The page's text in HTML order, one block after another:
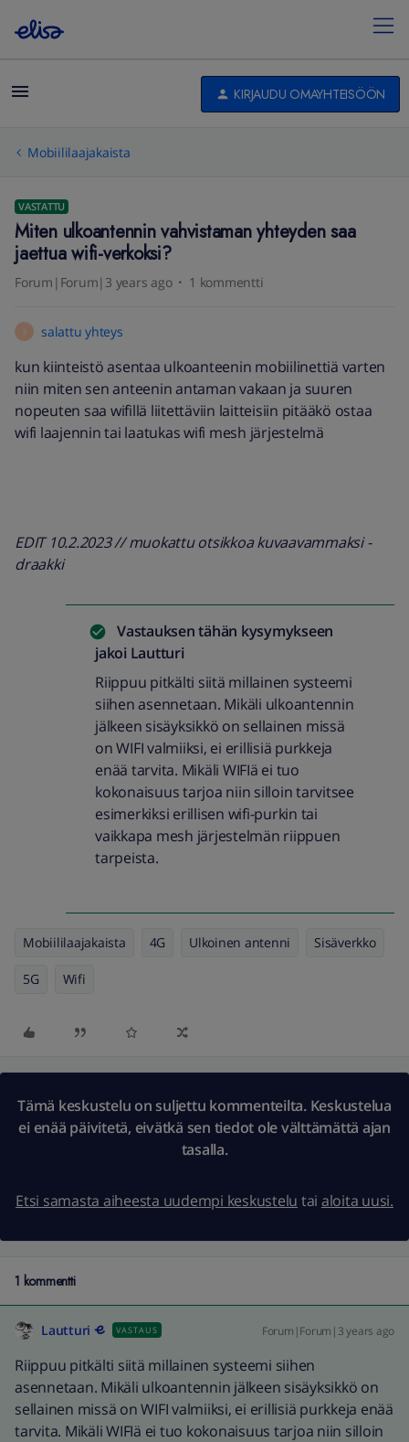
KIRJAUDU OMAYHTEISÖÖN
Mobiililaajakaista
VASTATTU
Miten ulkoantennin vahvistaman yhteyden saa
jaettua wifi-verkoksi?
Forum|Forum|3 years ago 1 kommentti
S salattu yhteys
kun kiinteistö asentaa ulkoanteenin mobiilinettiä varten
niin miten sen anteenin antaman vakaan ja suuren
nopeuten saa wifillä liitettäviin laitteisiin pitääkö ostaa
wifi laajennin tai laatukas wifi mesh järjestelmä
EDIT 10.2.2023 // muokattu otsikkoa kuvaavammaksi -
draakki
Vastauksen tähän kysymykseen
jakoi Lautturi
Riippuu pitkälti siitä millainen systeemi
siihen asennetaan. Mikäli ulkoantennin
jälkeen sisäyksikkö on sellainen missä
on WIFI valmiiksi, ei erillisiä purkkeja
enää tarvita. Mikäli WIFIä ei tuo
kokonaisuus tarjoa niin silloin tarvitsee
esimerkiksi erillisen wifi-purkin tai
vaikkapa mesh järjestelmän riippuen
tarpeista.
Mobiililaajakaista 4G Ulkoinen antenni Sisäverkko
5G Wifi
Tämä keskustelu on suljettu kommenteilta. Keskustelua
ei enää päivitetä, eivätkä sen tiedot ole välttämättä ajan
tasalla.
Etsi samasta aiheesta uudempi keskustelu tai aloita uusi.
1 kommentti
Lautturi VASTAUS Forum|Forum|3 years ago
Riippuu pitkälti siitä millainen systeemi siihen
asennetaan. Mikäli ulkoantennin jälkeen sisäyksikkö on
sellainen missä on WIFI valmiiksi, ei erillisiä purkkeja enää
tarvita. Mikäli WIFIä ei tuo kokonaisuus tarjoa niin silloin